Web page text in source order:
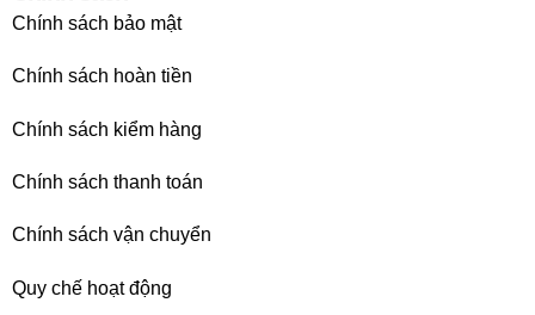
Chính sách bảo mật
Chính sách hoàn tiền
Chính sách kiểm hàng
Chính sách thanh toán
Chính sách vận chuyển
Quy chế hoạt động